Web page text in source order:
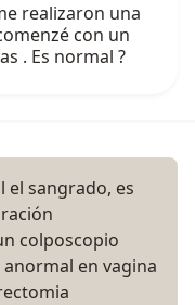
realizaron una
con un
. Es normal ?
el sangrado, es
colposcopio
en vagina